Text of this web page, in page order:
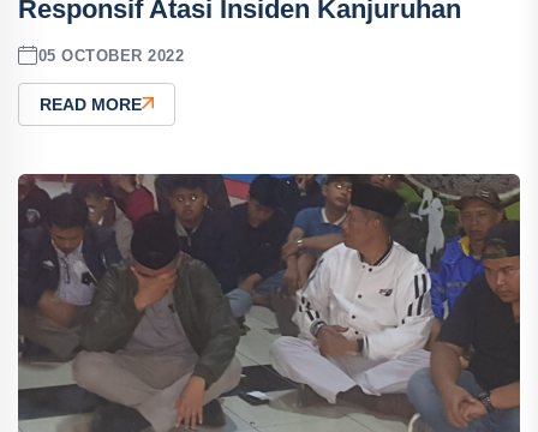
Responsif Atasi Insiden Kanjuruhan
05 OCTOBER 2022
READ MORE